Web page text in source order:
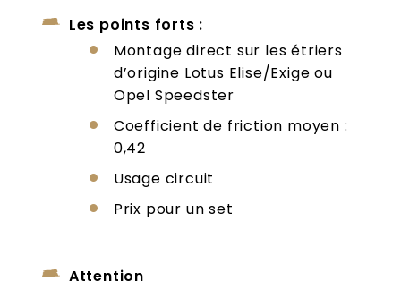
Les points forts :
Montage direct sur les étriers
d’origine Lotus Elise/Exige ou
Opel Speedster
Coefficient de friction moyen :
0,42
Usage circuit
Prix pour un set
Attention